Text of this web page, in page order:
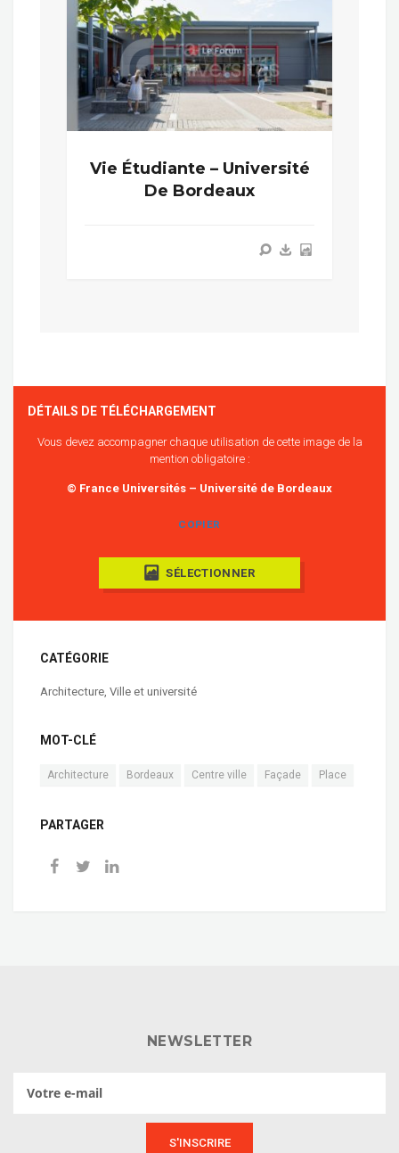
Vie Étudiante – Université
De Bordeaux
DÉTAILS DE TÉLÉCHARGEMENT
Vous devez accompagner chaque utilisation de cette image de la
mention obligatoire :
© France Universités – Université de Bordeaux
COPIER
SÉLECTIONNER
CATÉGORIE
Architecture, Ville et université
MOT-CLÉ
Architecture Bordeaux Centre ville Façade Place
PARTAGER
NEWSLETTER